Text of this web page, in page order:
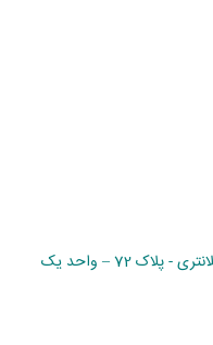
72 – واحد یک